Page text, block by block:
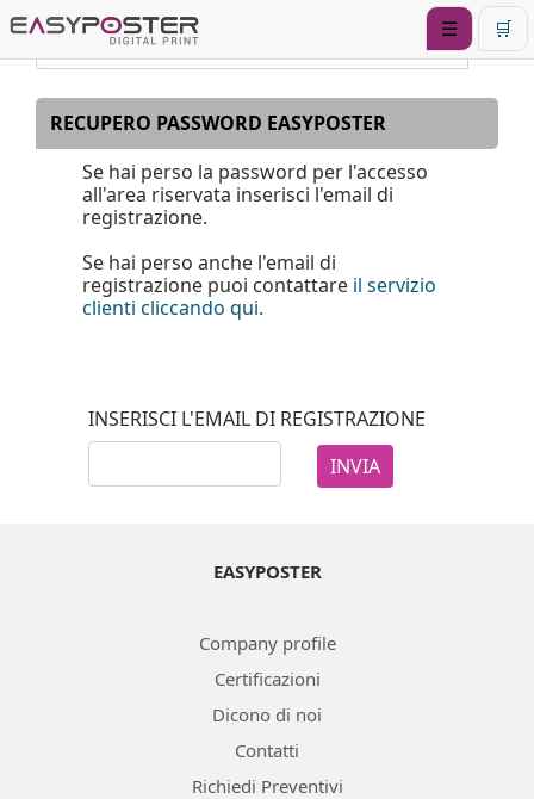
☰ 🛒
RECUPERO PASSWORD EASYPOSTER
Se hai perso la password per l'accesso
all'area riservata inserisci l'email di
registrazione.
Se hai perso anche l'email di
registrazione puoi contattare il servizio
clienti cliccando qui.
INSERISCI L'EMAIL DI REGISTRAZIONE
INVIA
EASYPOSTER
Company profile
Certificazioni
Dicono di noi
Contatti
Richiedi Preventivi